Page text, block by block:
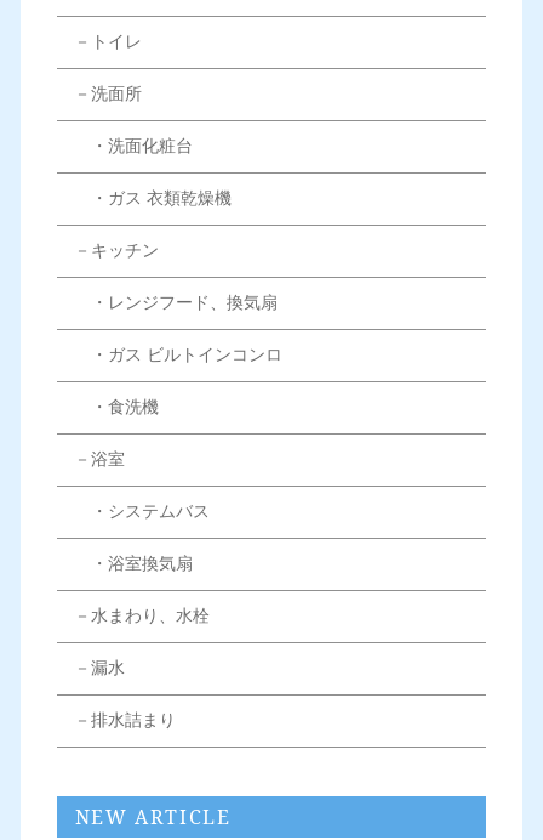
－トイレ
－洗面所
・洗面化粧台
・ガス 衣類乾燥機
－キッチン
・レンジフード、換気扇
・ガス ビルトインコンロ
・食洗機
－浴室
・システムバス
・浴室換気扇
－水まわり、水栓
－漏水
－排水詰まり
NEW ARTICLE